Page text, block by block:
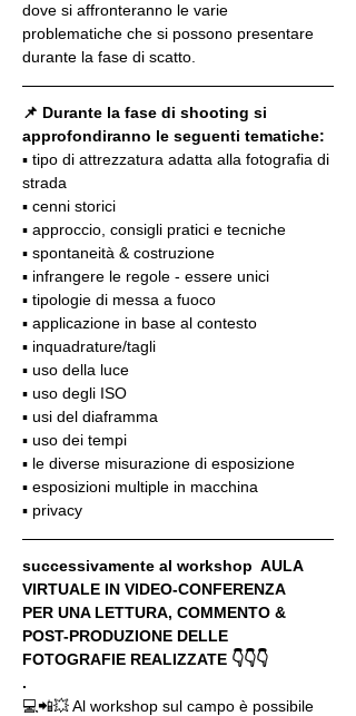
dove si affronteranno le varie
problematiche che si possono presentare
durante la fase di scatto.
📌 Durante la fase di shooting si
approfondiranno le seguenti tematiche:
▪️ tipo di attrezzatura adatta alla fotografia di
strada
▪️ cenni storici
▪️ approccio, consigli pratici e tecniche
▪️ spontaneità & costruzione
▪️ infrangere le regole - essere unici
▪️ tipologie di messa a fuoco
▪️ applicazione in base al contesto
▪️ inquadrature/tagli
▪️ uso della luce
▪️ uso degli ISO
▪️ usi del diaframma
▪️ uso dei tempi
▪️ le diverse misurazione di esposizione
▪️ esposizioni multiple in macchina
▪️ privacy
successivamente al workshop  AULA
VIRTUALE IN VIDEO-CONFERENZA
PER UNA LETTURA, COMMENTO &
POST-PRODUZIONE DELLE
FOTOGRAFIE REALIZZATE 👇👇👇
.
💻📲💥 Al workshop sul campo è possibile